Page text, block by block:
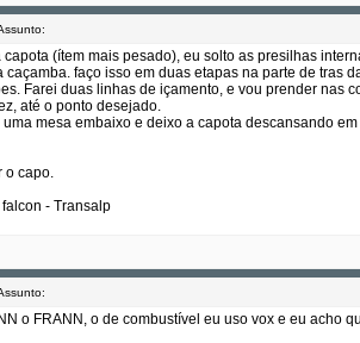
(ítem mais pesado), eu solto as presilhas
faço isso em duas etapas na parte de
Farei duas linhas de içamento, e vou prender nas
até o ponto desejado.
mesa embaixo e deixo a capota descansando
o capo.
- Transalp
o FRANN, o de combustível eu uso vox e eu